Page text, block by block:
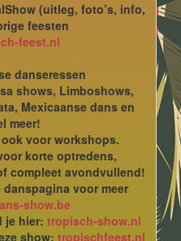
(uitleg, foto’s, info,
feesten
feest.nl
danseressen
shows, Limboshows,
Mexicaanse dans en
meer!
voor workshops.
korte optredens,
compleet avondvullend!
danspagina voor meer
show.be
je hier: tropisch-show.nl
show: tropischfeest.nl